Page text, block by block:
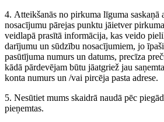
4. Atteikšanās no pirkuma līguma saskaņā
nosacījumu pārejas punktu jāietver
veidlapā prasītā informācija, kas veido
darījumu un sūdzību nosacījumiem, jo
pasūtījuma numurs un datums, precīza
kādā pārdevējam būtu jāatgriež jau
konta numurs un /vai pircēja pasta adrese.
5. Nesūtiet mums skaidrā naudā pēc
pieņemtas.